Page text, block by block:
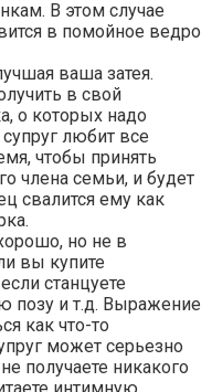
В этом случае
в помойное ведро
ваша затея.
в свой
о которых надо
любит все
чтобы принять
члена семьи, и будет
свалится ему как
но не в
вы купите
станцуете
позу и т.д. Выражение
как что-то
может серьезно
получаете никакого